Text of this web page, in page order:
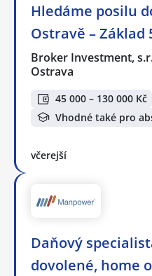
Hledáme posilu
Ostravě – Základ
Broker Investment,
Ostrava
45 000 – 130 000 Kč
Vhodné také pro
včerejší
Daňový
dovolené, home